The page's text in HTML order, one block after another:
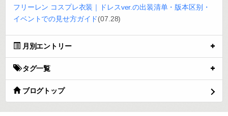
フリーレン コスプレ衣装｜ドレスver.の出装清单・版本区别・
イベントでの見せ方ガイド(07.28)
月別エントリー
タグ一覧
ブログトップ